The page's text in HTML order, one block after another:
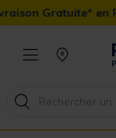
Gratuite* en